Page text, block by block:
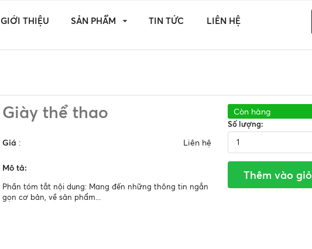
GIỚI THIỆU SẢN PHẨM TIN TỨC LIÊN HỆ
Giày thể thao
Giá : Liên hệ
Mô tả:
Phần tóm tắt nội dung: Mang đến những thông tin ngắn
gọn cơ bản, về sản phẩm...
Còn hàng
Số lượng:
Thêm vào giỏ